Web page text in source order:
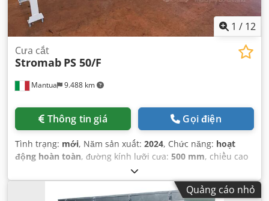
1 / 12
Mantua 9.488 km
Cưa cắt
Stromab PS 50/F
Thông tin giá Gọi điện
Tình trạng: mới, Năm sản xuất: 2024, Chức năng: hoạt
động hoàn toàn, đường kính lưỡi cưa: 500 mm, chiều cao
, chiều rộng cắt (tối đa):
lượng tổng cộng:400 kg, đường kính vòi chiết:150 mm, tốc
2.800 vòng/phút, công suất:5,5 kW (7,48
Quảng cáo nhỏ